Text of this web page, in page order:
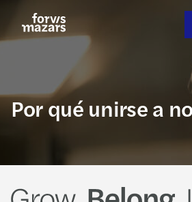
contenido
Por qué unirse a